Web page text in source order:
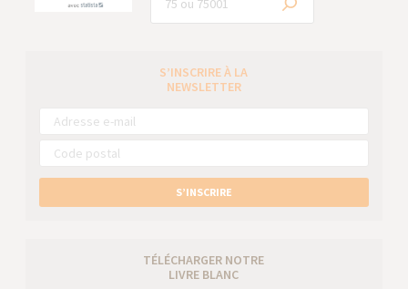
S’INSCRIRE À LA
NEWSLETTER
S’INSCRIRE
TÉLÉCHARGER NOTRE
LIVRE BLANC